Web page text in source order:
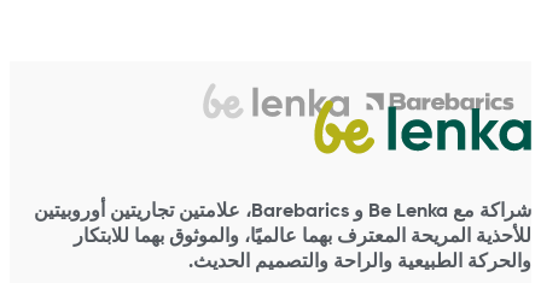
شراكة مع Be Lenka و Barebarics، علامتين تجاريتين أوروبيتين
للأحذية المريحة المعترف بهما عالميًا، والموثوق بهما للابتكار
والحركة الطبيعية والراحة والتصميم الحديث.